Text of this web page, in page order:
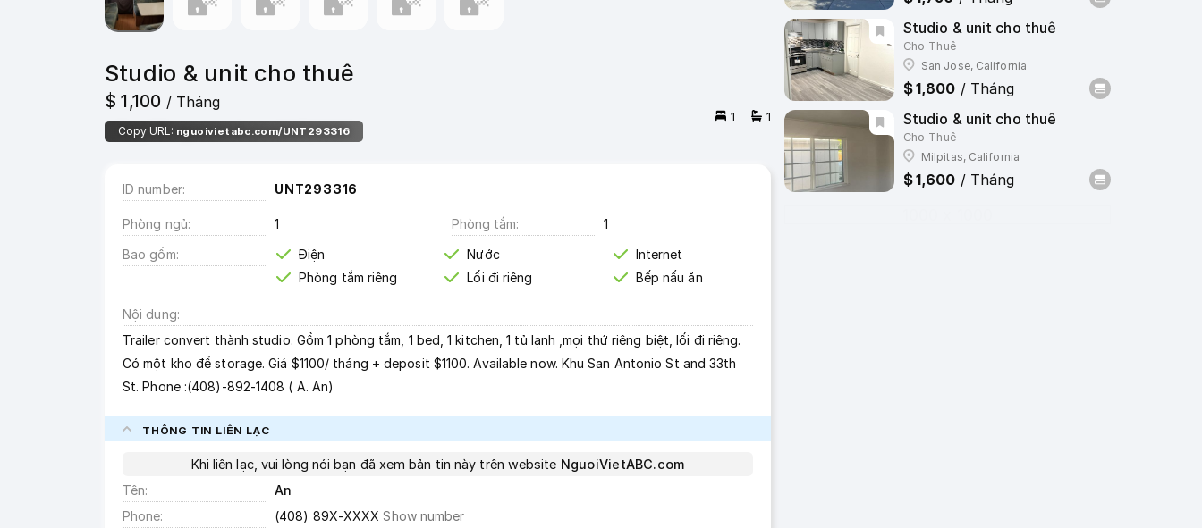
Studio & unit cho thuê
Cho Thuê
San Jose, California
$ 1,800 / Tháng
Studio & unit cho thuê
2
Cho Thuê
Milpitas, California
$ 1,600 / Tháng
Studio & unit cho thuê
$ 1,100 / Tháng
1 1
Copy URL: nguoivietabc.com/UNT293316
ID number UNT293316
Phòng ngủ 1 Phòng tắm
1
Bao gồm
Điện Nước
Internet
Phòng tắm riêng
Lối đi riêng Bếp nấu ăn
Nội dung
Trailer convert thành studio. Gồm 1 phòng tắm, 1 bed, 1 kitchen, 1 tủ lạnh ,mọi thứ riêng biệt, lối đi riêng.
Có một kho để storage. Giá $1100/ tháng + deposit $1100. Available now. Khu San Antonio St and 33th
St. Phone :(408)-892-1408 ( A. An)
THÔNG TIN LIÊN LẠC
Khi liên lạc, vui lòng nói bạn đã xem bản tin này trên website NguoiVietABC.com
Tên
An
Phone
(408) 89X-XXXX Show number